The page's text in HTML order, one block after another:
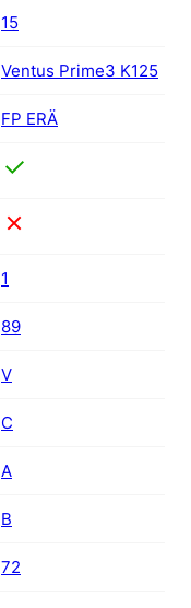
15
Ventus Prime3 K125
FP ERÄ
1
89
V
C
A
B
72